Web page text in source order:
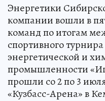
Энергетики
компании вошли в
команд по итогам
спортивного
энергетической и
промышленности
прошли со 2 по 3
«Кузбасс-Арена» в